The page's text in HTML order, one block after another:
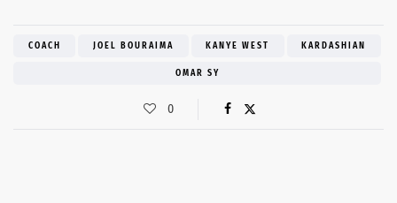
COACH JOEL BOURAIMA KANYE WEST KARDASHIAN
OMAR SY
0